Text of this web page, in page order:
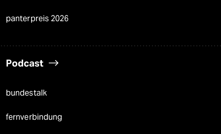
panterpreis 2026
Podcast
bundestalk
fernverbindung